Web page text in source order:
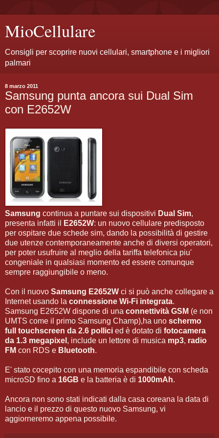
MioCellulare
Consigli per scoprire nuovi cellulari, smartphone e i migliori
palmari
8 marzo 2011
Samsung punta ancora sui Dual Sim
con E2652W
Samsung continua a puntare sui dispositivi Dual Sim,
presenta infatti il
E2652W: un nuovo cellulare predisposto
per ospitare due schede sim, dando la possibilità di gestire
due utenze contemporaneamente anche di diversi operatori,
per poter usufruire al meglio della tariffa telefonica piu'
congeniale in qualsiasi momento ed essere comunque
sempre raggiungibile o meno.
Con il nuovo Samsung E2652W ci si può anche collegare a
Internet usando la connessione Wi-Fi integrata.
Samsung E2652W dispone di una connettività GSM (e non
UMTS come il primo Samsung Champ),ha uno schermo
full touchscreen da 2.6 pollici ed è dotato di fotocamera
da 1.3 megapixel , include un lettore di musica mp3, radio
FM con RDS e Bluetooth.
E' stato cocepito con una memoria espandibile con scheda
microSD fino a 16GB e la batteria è di 1000mAh.
Ancora non sono stati indicati dalla casa coreana la data di
lancio e il prezzo di questo nuovo Samsung, vi
aggiorneremo appena possibile.